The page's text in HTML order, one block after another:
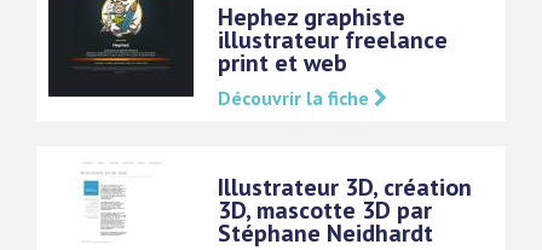
Hephez graphiste
illustrateur freelance
print et web
Découvrir la fiche
Illustrateur 3D, création
3D, mascotte 3D par
Stéphane Neidhardt